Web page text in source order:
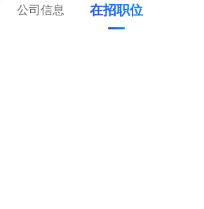
公司信息 在招职位